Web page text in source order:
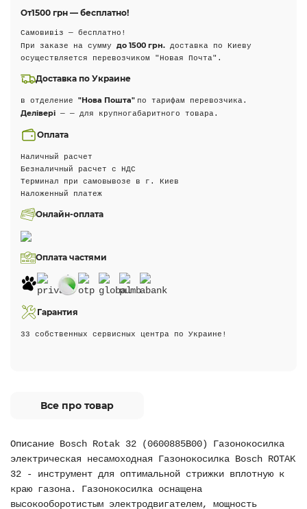
От1500 грн — бесплатно!
Самовивіз — бесплатно!
При заказе на сумму до 1500 грн. доставка по Киеву
осуществляется перевозчиком "Новая Почта".
Доставка по Украине
в отделение "Нова Пошта" по тарифам перевозчика.
Делівері — — для крупногабаритного товара.
Оплата
Наличный расчет
Безналичный расчет с НДС
Терминал при самовывозе в г. Киев
Наложенный платеж
Онлайн-оплата
Оплата частями
Гарантия
33 собственных сервисных центра по Украине!
Все про товар
Описание Bosch Rotak 32 (0600885B00) Газонокосилка
электрическая несамоходная Газонокосилка Bosch ROTAK
32 - инструмент для оптимальной стрижки вплотную к
краю газона. Газонокосилка оснащена
высокооборотистым электродвигателем, мощность